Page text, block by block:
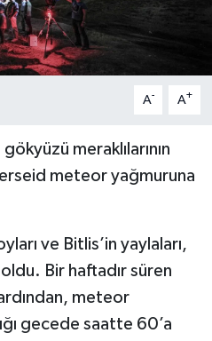
A- A+
gökyüzü meraklılarının
meteor yağmuruna
ve Bitlis’in yaylaları,
Bir haftadır süren
meteor
gecede saatte 60’a